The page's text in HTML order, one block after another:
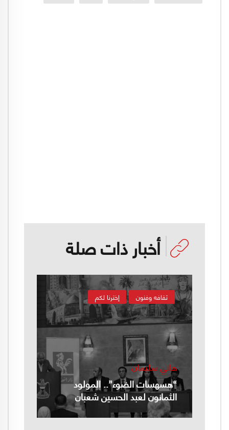
أخبار ذات صلة
إخترنا لكم ثقافه وفنون
هاني سليمان
“هسهسات الضوء”.. المولود
الثمانون لعبد الحسين شعبان